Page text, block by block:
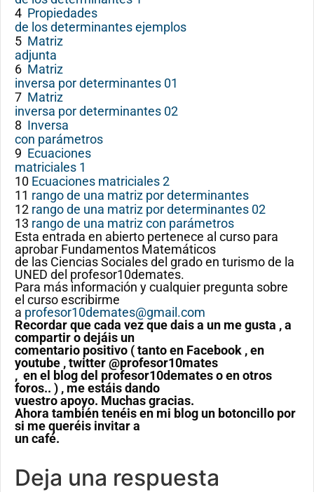
4 Propiedades
de los determinantes ejemplos
5 Matriz
adjunta
6 Matriz
inversa por determinantes 01
7 Matriz
inversa por determinantes 02
8 Inversa
con parámetros
9 Ecuaciones
matriciales 1
10 Ecuaciones matriciales 2
11 rango de una matriz por determinantes
12 rango de una matriz por determinantes 02
13 rango de una matriz con parámetros
Esta entrada en abierto pertenece al curso para
aprobar Fundamentos Matemáticos
de las Ciencias Sociales del grado en turismo de la
UNED del profesor10demates.
Para más información y cualquier pregunta sobre
el curso escribirme
a profesor10demates@gmail.com
Recordar que cada vez que dais a un me gusta , a
compartir o dejáis un
comentario positivo ( tanto en Facebook , en
youtube , twitter @profesor10mates
, en el blog del profesor10demates o en otros
foros.. ) , me estáis dando
vuestro apoyo. Muchas gracias.
Ahora también tenéis en mi blog un botoncillo por
si me queréis invitar a
un café.
Deja una respuesta